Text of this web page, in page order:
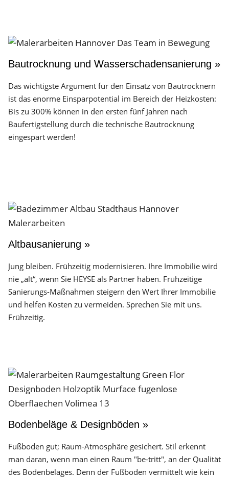
Bautrocknung und Wasserschadensanierung »
Das wichtigste Argument für den Einsatz von Bautrocknern
ist das enorme Einsparpotential im Bereich der Heizkosten:
Bis zu 300% können in den ersten fünf Jahren nach
Baufertigstellung durch die technische Bautrocknung
eingespart werden!
Altbausanierung »
Jung bleiben. Frühzeitig modernisieren. Ihre Immobilie wird
nie „alt“, wenn Sie HEYSE als Partner haben. Frühzeitige
Sanierungs-Maßnahmen steigern den Wert Ihrer Immobilie
und helfen Kosten zu vermeiden. Sprechen Sie mit uns.
Frühzeitig.
Bodenbeläge & Designböden »
Fußboden gut; Raum-Atmosphäre gesichert. Stil erkennt
man daran, wenn man einen Raum "be-tritt", an der Qualität
des Boden­belages. Denn der Fuß­boden vermittelt wie kein